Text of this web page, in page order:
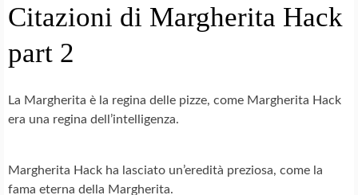
Citazioni di Margherita Hack
part 2
La Margherita è la regina delle pizze, come Margherita Hack
era una regina dell’intelligenza.
Margherita Hack ha lasciato un’eredità preziosa, come la
fama eterna della Margherita.